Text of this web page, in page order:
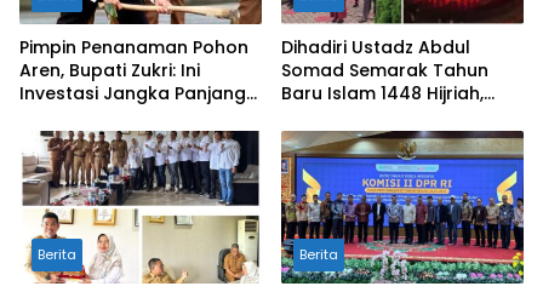
Pimpin Penanaman Pohon
Aren, Bupati Zukri: Ini
Investasi Jangka Panjang
Pelalawan
Dihadiri Ustadz Abdul
Somad Semarak Tahun
Baru Islam 1448 Hijriah,
Masyarakat
Berita Berita